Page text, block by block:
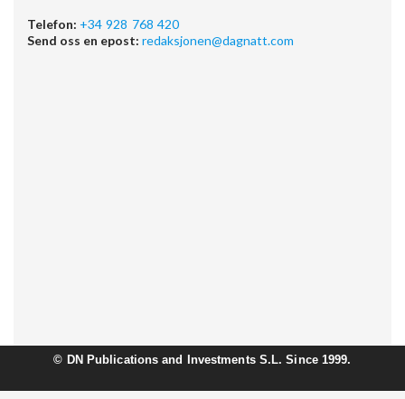
Telefon: +34 928 768 420
Send oss en epost: redaksjonen@dagnatt.com
© DN Publications and Investments S.L. Since 1999.